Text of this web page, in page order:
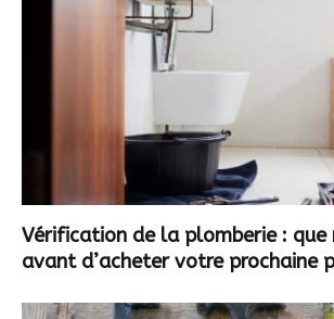
Vérification de la plomberie : que
avant d’acheter votre prochaine